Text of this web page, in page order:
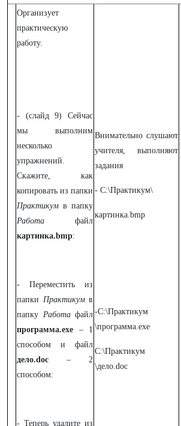
Организует
практическую
работу.
- (слайд 9) Сейчас
мы выполним
несколько
упражнений.
Скажите, как
копировать из папки
Практикум в папку
Работа файл
картинка.bmp:
- Переместить из
папки Практикум в
папку Работа файл
программа.exe – 1
способом и файл
дело.doc – 2
способом:
- Теперь удалите из
Внимательно слушают
учителя, выполняют
задания
- C:\Практикум\
картинка.bmp
-C:\Практикум
\программа.exe
C:\Практикум
\дело.doc